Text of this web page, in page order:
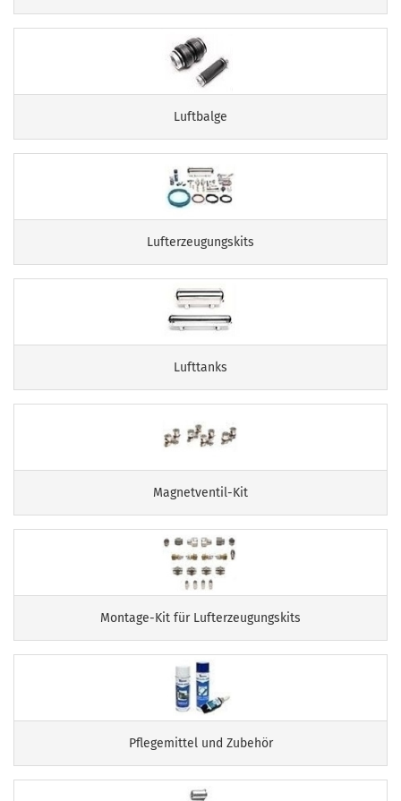
Luftbalge
Lufterzeugungskits
Lufttanks
Magnetventil-Kit
Montage-Kit für Lufterzeugungskits
Pflegemittel und Zubehör